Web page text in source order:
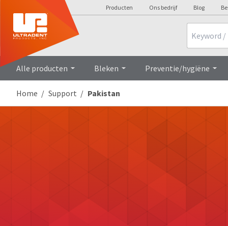
Producten Ons bedrijf Blog
Alle producten Bleken Preventie/hygiëne
Home Support Pakistan